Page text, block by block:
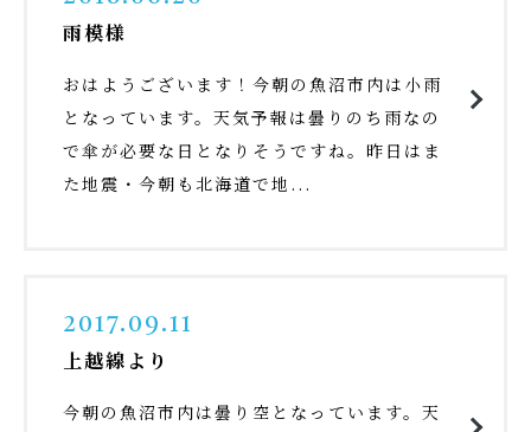
雨模様
おはようございます！今朝の魚沼市内は小雨
となっています。天気予報は曇りのち雨なの
で傘が必要な日となりそうですね。昨日はま
た地震・今朝も北海道で地...
2017.09.11
上越線より
今朝の魚沼市内は曇り空となっています。天